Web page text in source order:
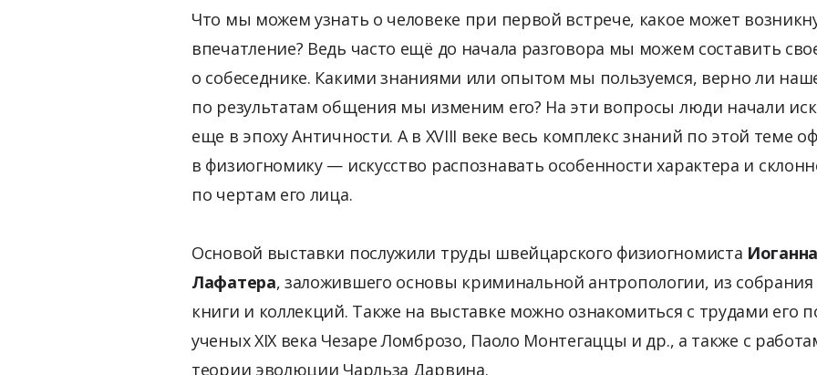
Что мы можем узнать о человеке при первой встрече, какое может
впечатление? Ведь часто ещё до начала разговора мы можем составить
о собеседнике. Какими знаниями или опытом мы пользуемся, верно ли
по результатам общения мы изменим его? На эти вопросы люди начали
еще в эпоху Античности. А в XVIII веке весь комплекс знаний по этой теме
в физиогномику — искусство распознавать особенности характера и
по чертам его лица.
Основой выставки послужили труды швейцарского физиогномиста
Лафатера, заложившего основы криминальной антропологии, из
книги и коллекций. Также на выставке можно ознакомиться с трудами его
ученых XIX века Чезаре Ломброзо, Паоло Монтегаццы и др., а также с
теории эволюции Чарльза Дарвина.